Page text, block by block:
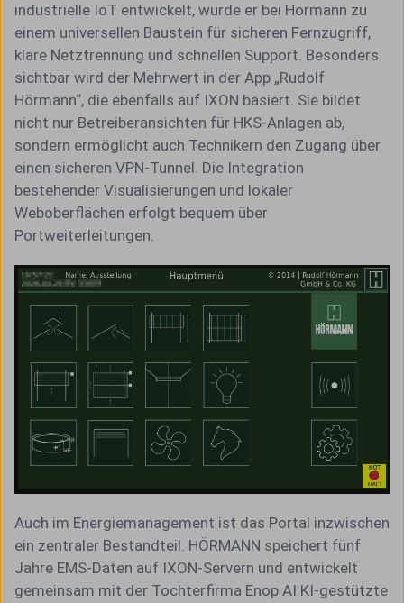
industrielle IoT entwickelt, wurde er bei Hörmann zu
einem universellen Baustein für sicheren Fernzugriff,
klare Netztrennung und schnellen Support. Besonders
sichtbar wird der Mehrwert in der App „Rudolf
Hörmann“, die ebenfalls auf IXON basiert. Sie bildet
nicht nur Betreiberansichten für HKS-Anlagen ab,
sondern ermöglicht auch Technikern den Zugang über
einen sicheren VPN-Tunnel. Die Integration
bestehender Visualisierungen und lokaler
Weboberflächen erfolgt bequem über
Portweiterleitungen.
Auch im Energiemanagement ist das Portal inzwischen
ein zentraler Bestandteil. HÖRMANN speichert fünf
Jahre EMS-Daten auf IXON-Servern und entwickelt
gemeinsam mit der Tochterfirma Enop AI KI-gestützte